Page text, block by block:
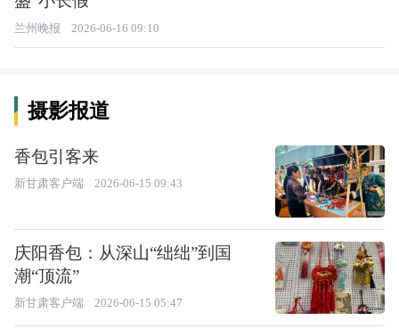
兰州晚报 2026-06-16 09:10
摄影报道
香包引客来
新甘肃客户端 2026-06-15 09:43
庆阳香包：从深山“绌绌”到国
潮“顶流”
新甘肃客户端 2026-06-15 05:47